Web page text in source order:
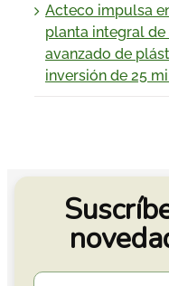
Acteco impulsa
planta integral
avanzado de
inversión de 25